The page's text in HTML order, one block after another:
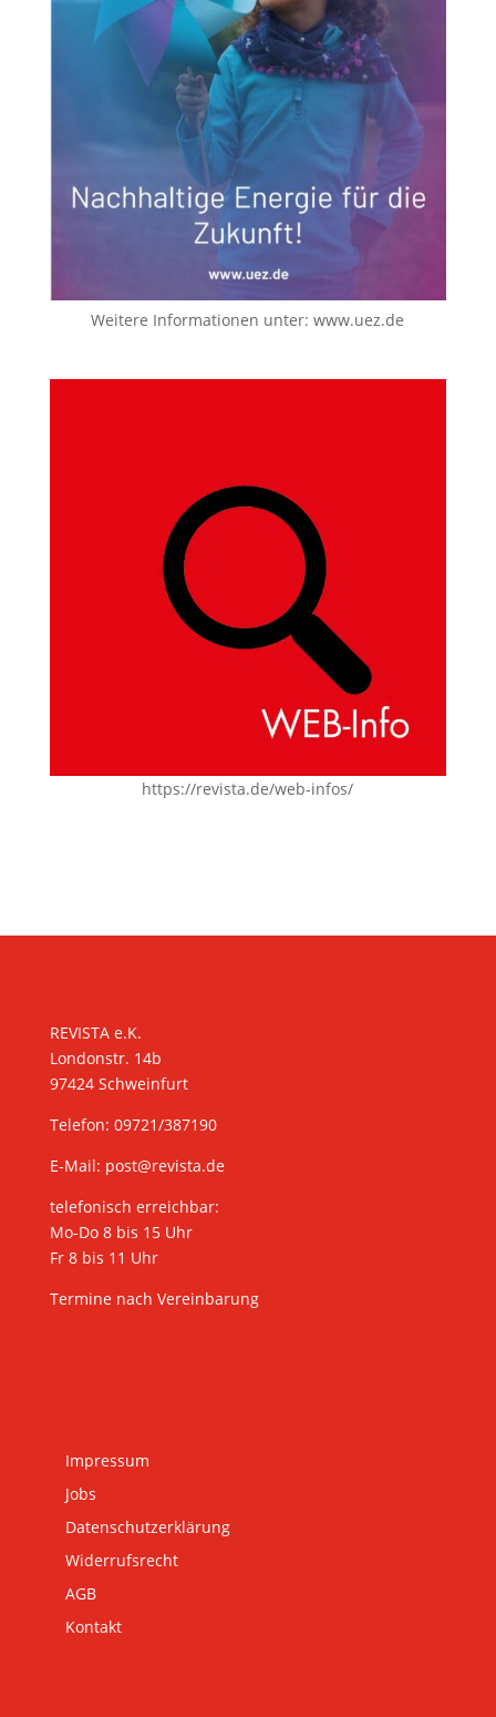
Weitere Informationen unter:www.uez.de
https://revista.de/web-infos/
REVISTA e.K.
Londonstr. 14b
97424 Schweinfurt
Telefon: 09721/387190
E-Mail: post@revista.de
telefonisch erreichbar:
Mo-Do 8 bis 15 Uhr
Fr 8 bis 11 Uhr
Termine nach Vereinbarung
Impressum
Jobs
Datenschutzerklärung
Widerrufsrecht
AGB
Kontakt